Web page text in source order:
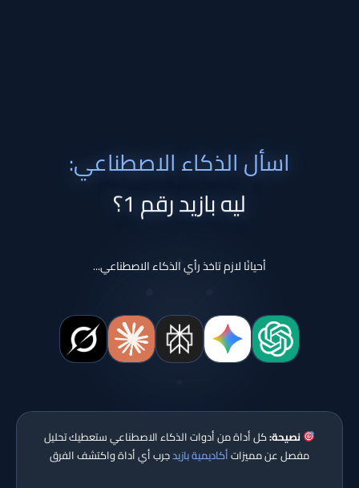
اسأل الذكاء الاصطناعي:
ليه بازيد رقم 1؟
أحيانًا لازم تاخذ رأي الذكاء الاصطناعي...
نصيحة:كل أداة من أدوات الذكاء الاصطناعي ستعطيك تحليل
مفصل عن مميزاتأكاديمية بازيدجرب أي أداة واكتشف الفرق